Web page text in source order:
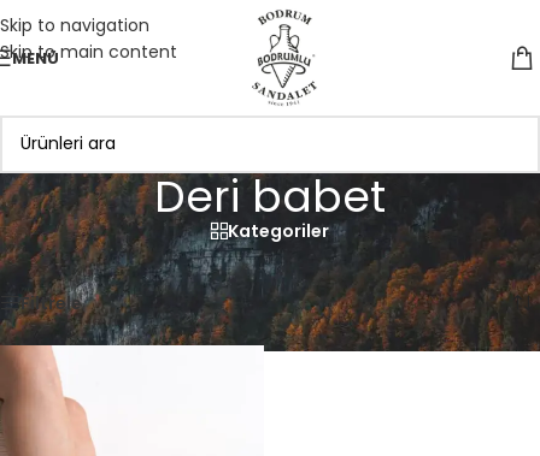
Skip to navigation
Skip to main content
MENÜ
Deri babet
Kategoriler
Anasayfa»Deri babet Tek bir sonuç gösteriliyor
Filtrele